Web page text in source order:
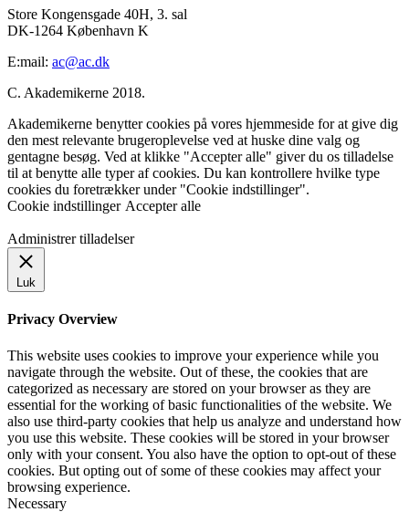
Store Kongensgade 40H, 3. sal
DK-1264 København K
E:mail: ac@ac.dk
C. Akademikerne 2018.
Akademikerne benytter cookies på vores hjemmeside for at give dig
den mest relevante brugeroplevelse ved at huske dine valg og
gentagne besøg. Ved at klikke "Accepter alle" giver du os tilladelse
til at benytte alle typer af cookies. Du kan kontrollere hvilke type
cookies du foretrækker under "Cookie indstillinger".
Cookie indstillinger Accepter alle
Administrer tilladelser
Luk
Privacy Overview
This website uses cookies to improve your experience while you
navigate through the website. Out of these, the cookies that are
categorized as necessary are stored on your browser as they are
essential for the working of basic functionalities of the website. We
also use third-party cookies that help us analyze and understand how
you use this website. These cookies will be stored in your browser
only with your consent. You also have the option to opt-out of these
cookies. But opting out of some of these cookies may affect your
browsing experience.
Necessary